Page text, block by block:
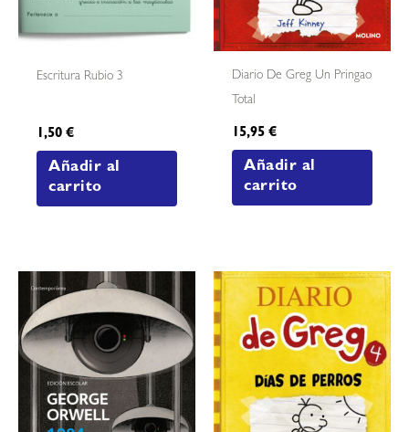
Escritura Rubio 3
1,50€
Añadir al
carrito
Diario De Greg Un Pringao
Total
15,95€
Añadir al
carrito